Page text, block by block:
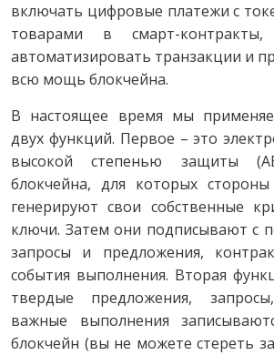
включать цифровые платежи с
товарами в смарт-
автоматизировать транзакции и
всю мощь блокчейна.
В настоящее время мы
двух функций. Первое – это
высокой степенью защиты
блокчейна, для которых стороны
генерируют свои собственные
ключи. Затем они подписывают с
запросы и предложения,
события выполнения. Вторая
твердые предложения,
важные выполнения
блокчейн (вы не можете стереть